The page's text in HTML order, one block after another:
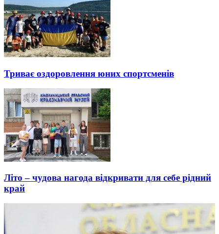
Триває оздоровлення юних спортсменів
Літо – чудова нагода відкривати для себе рідний
край